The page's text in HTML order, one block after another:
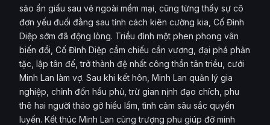
sảo ẩn giấu sau vẻ ngoài mềm mại, cũng từng thấy sự cô
đơn yếu đuối đằng sau tính cách kiên cường kia, Cố Đình
Diệp sớm đã động lòng. Triều đình một phen phong vân
biến đổi, Cố Đình Diệp cầm chiếu cần vương, đại phá phản
tặc, lập tân đế, trở thành đệ nhất công thần tân triều, cưới
Minh Lan làm vợ. Sau khi kết hôn, Minh Lan quản lý gia
nghiệp, chỉnh đốn hầu phủ, trừ gian nịnh đạo chích, phu
thê hai người tháo gỡ hiểu lầm, tình cảm sâu sắc quyến
luyến. Kết thúc Minh Lan cùng trượng phu giúp đỡ minh